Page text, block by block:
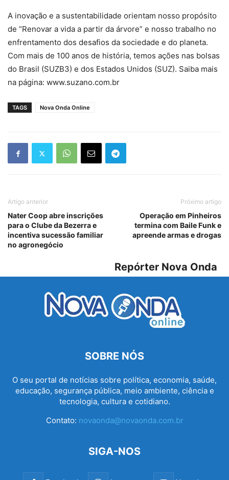
A inovação e a sustentabilidade orientam nosso propósito
de “Renovar a vida a partir da árvore” e nosso trabalho no
enfrentamento dos desafios da sociedade e do planeta.
Com mais de 100 anos de história, temos ações nas bolsas
do Brasil (SUZB3) e dos Estados Unidos (SUZ). Saiba mais
na página: www.suzano.com.br
TAGS Nova Onda Online
Artigo anterior
Nater Coop abre inscrições
para o Clube da Bezerra e
incentiva sucessão familiar
no agronegócio
Próximo artigo
Operação em Pinheiros
termina com Baile Funk e
apreende armas e drogas
Repórter Nova Onda
SOBRE NÓS
O seu portal de notícias sobre política, economia, saúde,
educação, segurança pública, meio ambiente, ciência e
tecnologia, cultura e cotidiano.
Contato: novaonda@novaonda.com.br
SIGA-NOS